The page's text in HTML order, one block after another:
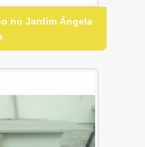
no Jardim Ângela